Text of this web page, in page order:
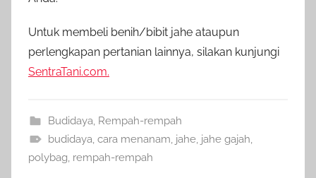
Untuk membeli benih/bibit jahe ataupun
perlengkapan pertanian lainnya, silakan kunjungi
SentraTani.com.
Budidaya Rempah-rempah
budidaya cara menanam jahe, jahe gajah
polybag rempah-rempah